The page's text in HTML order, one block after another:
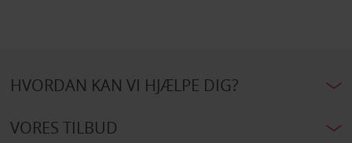
HVORDAN KAN VI HJÆLPE DIG?
VORES TILBUD